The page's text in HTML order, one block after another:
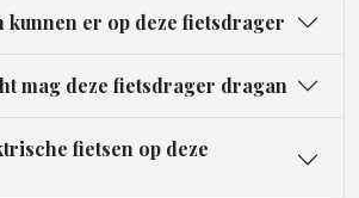
kunnen er op deze fietsdrager
mag deze fietsdrager dragan
fietsen op deze